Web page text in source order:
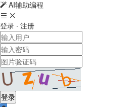
AI辅助编程
登录 · 注册
登录